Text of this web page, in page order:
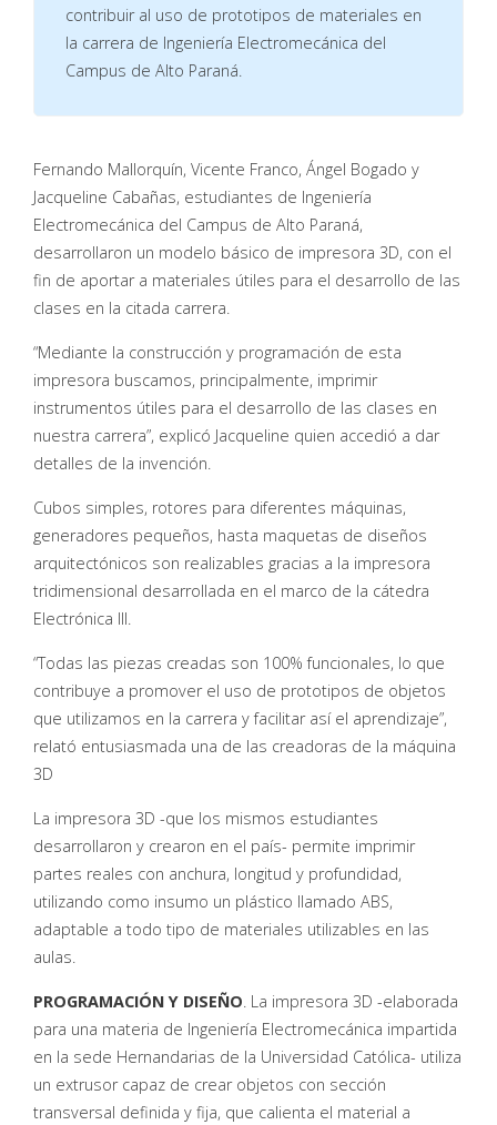
contribuir al uso de prototipos de materiales en
la carrera de Ingeniería Electromecánica del
Campus de Alto Paraná.
Fernando Mallorquín, Vicente Franco, Ángel Bogado y
Jacqueline Cabañas, estudiantes de Ingeniería
Electromecánica del Campus de Alto Paraná,
desarrollaron un modelo básico de impresora 3D, con el
fin de aportar a materiales útiles para el desarrollo de las
clases en la citada carrera.
“Mediante la construcción y programación de esta
impresora buscamos, principalmente, imprimir
instrumentos útiles para el desarrollo de las clases en
nuestra carrera”, explicó Jacqueline quien accedió a dar
detalles de la invención.
Cubos simples, rotores para diferentes máquinas,
generadores pequeños, hasta maquetas de diseños
arquitectónicos son realizables gracias a la impresora
tridimensional desarrollada en el marco de la cátedra
Electrónica III.
“Todas las piezas creadas son 100% funcionales, lo que
contribuye a promover el uso de prototipos de objetos
que utilizamos en la carrera y facilitar así el aprendizaje”,
relató entusiasmada una de las creadoras de la máquina
3D
La impresora 3D -que los mismos estudiantes
desarrollaron y crearon en el país- permite imprimir
partes reales con anchura, longitud y profundidad,
utilizando como insumo un plástico llamado ABS,
adaptable a todo tipo de materiales utilizables en las
aulas.
PROGRAMACIÓN Y DISEÑO. La impresora 3D -elaborada
para una materia de Ingeniería Electromecánica impartida
en la sede Hernandarias de la Universidad Católica- utiliza
un extrusor capaz de crear objetos con sección
transversal definida y fija, que calienta el material a